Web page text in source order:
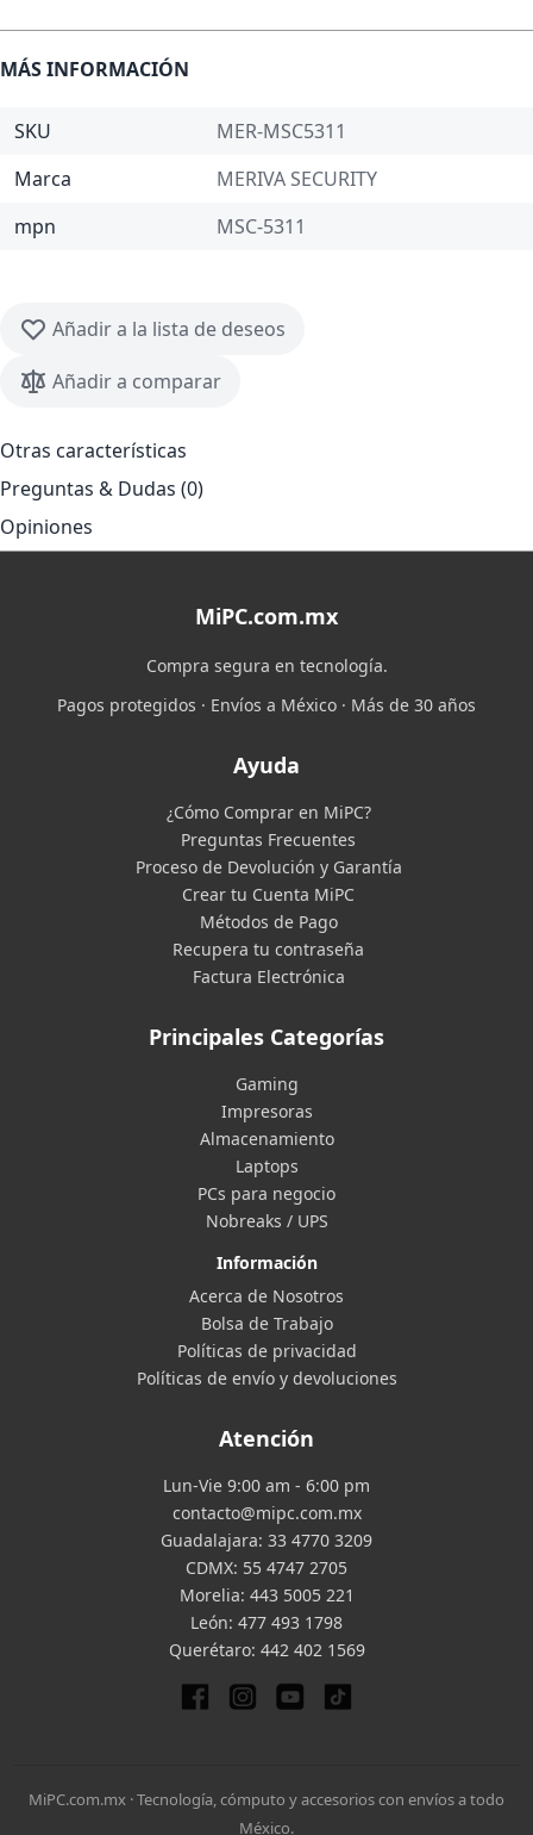
MÁS INFORMACIÓN
SKU
MER-MSC5311
Marca
MERIVA SECURITY
mpn
MSC-5311
Añadir a la lista de deseos
Añadir a comparar
Otras características
Preguntas & Dudas (0)
Opiniones
MiPC.com.mx
Compra segura en tecnología.
Pagos protegidos · Envíos a México · Más de 30 años
Ayuda
¿Cómo Comprar en MiPC?
Preguntas Frecuentes
Proceso de Devolución y Garantía
Crear tu Cuenta MiPC
Métodos de Pago
Recupera tu contraseña
Factura Electrónica
Principales Categorías
Gaming
Impresoras
Almacenamiento
Laptops
PCs para negocio
Nobreaks / UPS
Información
Acerca de Nosotros
Bolsa de Trabajo
Políticas de privacidad
Políticas de envío y devoluciones
Atención
Lun-Vie 9:00 am - 6:00 pm
contacto@mipc.com.mx
Guadalajara: 33 4770 3209
CDMX: 55 4747 2705
Morelia: 443 5005 221
León: 477 493 1798
Querétaro: 442 402 1569
MiPC.com.mx · Tecnología, cómputo y accesorios con envíos a todo
México.